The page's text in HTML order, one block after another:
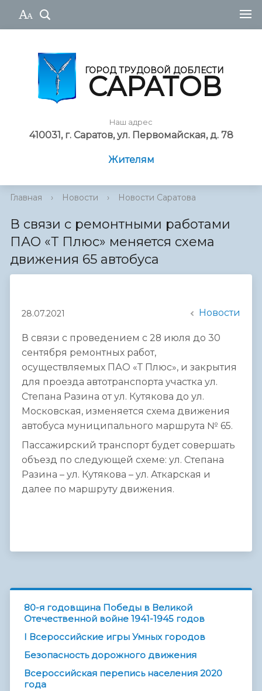
ГОРОД ТРУДОВОЙ ДОБЛЕСТИ
САРАТОВ
Наш адрес
410031, г. Саратов, ул. Первомайская, д. 78
Жителям
Главная › Новости › Новости Саратова
В связи с ремонтными работами
ПАО «Т Плюс» меняется схема
движения 65 автобуса
28.07.2021 Новости
В связи с проведением с 28 июля до 30
сентября ремонтных работ,
осуществляемых ПАО «Т Плюс», и закрытия
для проезда автотранспорта участка ул.
Степана Разина от ул. Кутякова до ул.
Московская, изменяется схема движения
автобуса муниципального маршрута № 65.
Пассажирский транспорт будет совершать
объезд по следующей схеме: ул. Степана
Разина – ул. Кутякова – ул. Аткарская и
далее по маршруту движения.
80-я годовщина Победы в Великой
Отечественной войне 1941-1945 годов
I Всероссийские игры Умных городов
Безопасность дорожного движения
Всероссийская перепись населения 2020
года